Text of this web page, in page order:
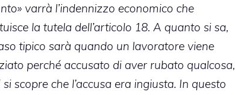
varrà l’indennizzo economico che
la tutela dell’articolo 18. A quanto si sa,
tipico sarà quando un lavoratore viene
perché accusato di aver rubato qualcosa,
si scopre che l’accusa era ingiusta. In questo